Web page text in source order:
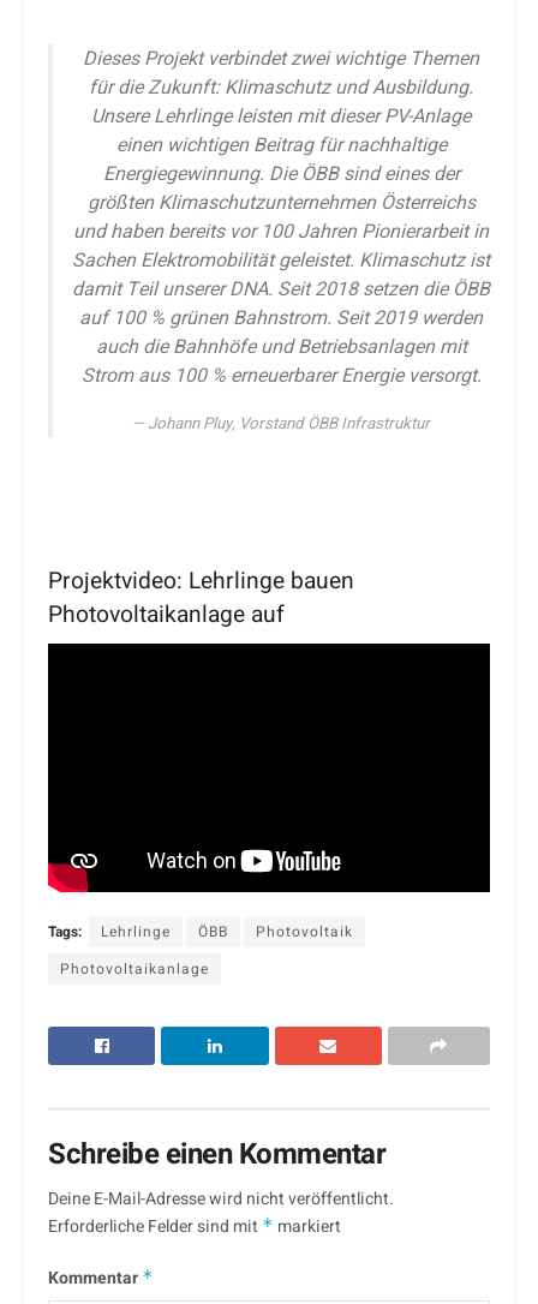
Dieses Projekt verbindet zwei wichtige Themen
für die Zukunft: Klimaschutz und Ausbildung.
Unsere Lehrlinge leisten mit dieser PV-Anlage
einen wichtigen Beitrag für nachhaltige
Energiegewinnung. Die ÖBB sind eines der
größten Klimaschutzunternehmen Österreichs
und haben bereits vor 100 Jahren Pionierarbeit in
Sachen Elektromobilität geleistet. Klimaschutz ist
damit Teil unserer DNA. Seit 2018 setzen die ÖBB
auf 100 % grünen Bahnstrom. Seit 2019 werden
auch die Bahnhöfe und Betriebsanlagen mit
Strom aus 100 % erneuerbarer Energie versorgt.
Johann Pluy, Vorstand ÖBB Infrastruktur
Projektvideo: Lehrlinge bauen
Photovoltaikanlage auf
Tags: Lehrlinge ÖBB
Photovoltaik
Photovoltaikanlage
Schreibe einen Kommentar
Deine E-Mail-Adresse wird nicht veröffentlicht.
Erforderliche Felder sind mit * markiert
Kommentar *